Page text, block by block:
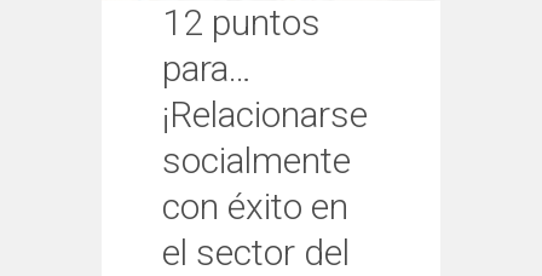
12 puntos
para…
¡Relacionarse
socialmente
con éxito en
el sector del